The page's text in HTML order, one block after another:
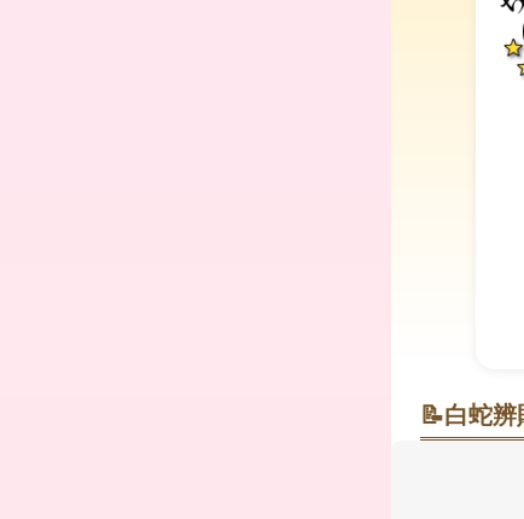
📝白蛇辨